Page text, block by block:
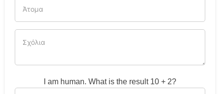
I am human. What is the result 10 + 2?